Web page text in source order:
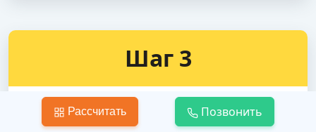
Шаг 3
Рассчитать Позвонить